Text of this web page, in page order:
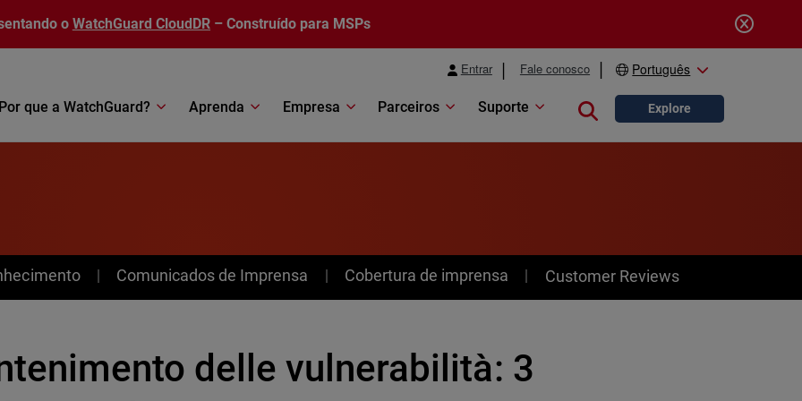
o WatchGuard CloudDR – Construído para MSPs
Entrar Fale conosco Português
Por que a WatchGuard? Aprenda Empresa Parceiros Suporte Close search
Explore
Comunicados de Imprensa Cobertura de imprensa Customer Reviews
delle vulnerabilità: 3